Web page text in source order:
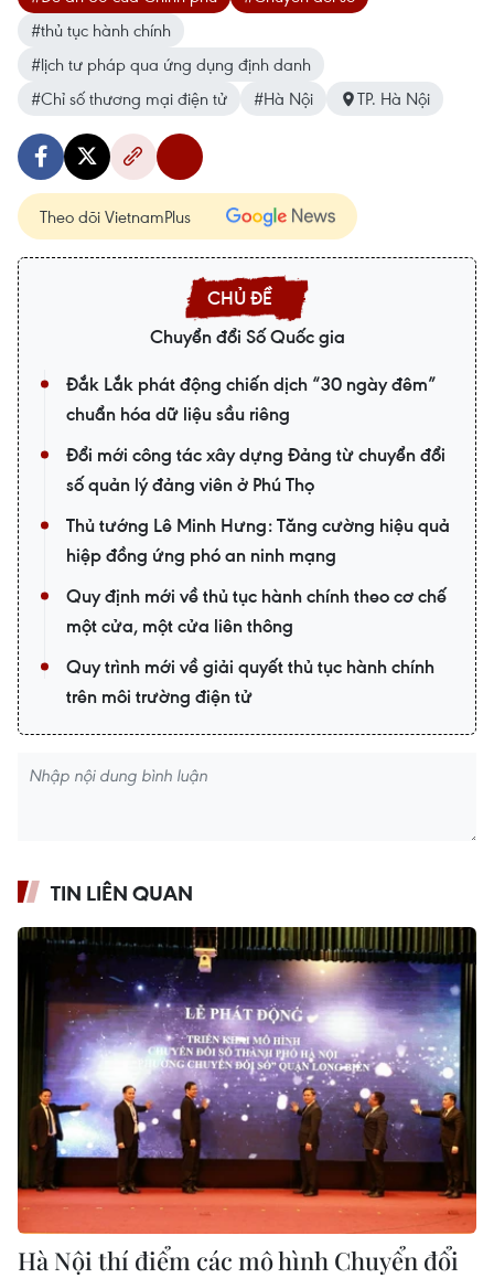
#thủ tục hành chính
#lịch tư pháp qua ứng dụng định danh
#Chỉ số thương mại điện tử
#Hà Nội TP. Hà Nội
Theo dõi VietnamPlus
Chuyển đổi Số Quốc gia
Đắk Lắk phát động chiến dịch “30 ngày đêm”
chuẩn hóa dữ liệu sầu riêng
Đổi mới công tác xây dựng Đảng từ chuyển đổi
số quản lý đảng viên ở Phú Thọ
Thủ tướng Lê Minh Hưng: Tăng cường hiệu quả
hiệp đồng ứng phó an ninh mạng
Quy định mới về thủ tục hành chính theo cơ chế
một cửa, một cửa liên thông
Quy trình mới về giải quyết thủ tục hành chính
trên môi trường điện tử
TIN LIÊN QUAN
Hà Nội thí điểm các mô hình Chuyển đổi